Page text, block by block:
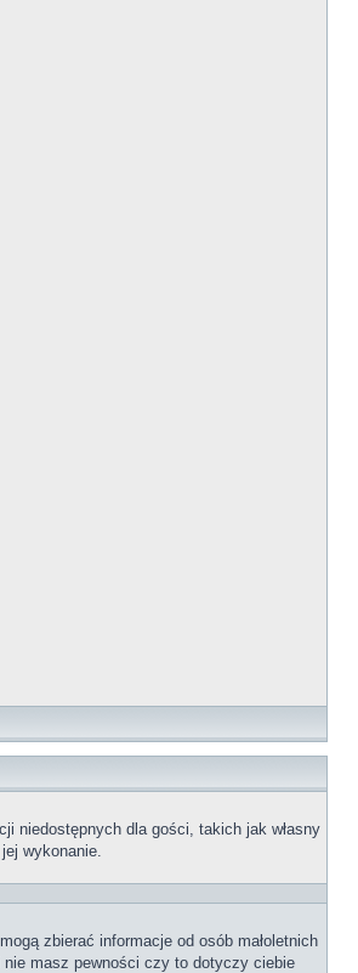
niedostępnych dla gości, takich jak własny
wykonanie.
zbierać informacje od osób małoletnich
masz pewności czy to dotyczy ciebie